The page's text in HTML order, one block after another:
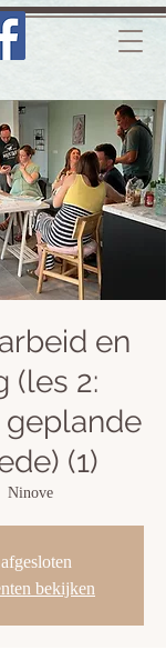
en
(les 2:
geplande
(1)
Ninove
bekijken